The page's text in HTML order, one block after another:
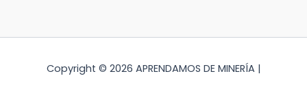
Copyright © 2026 APRENDAMOS DE MINERÍA |